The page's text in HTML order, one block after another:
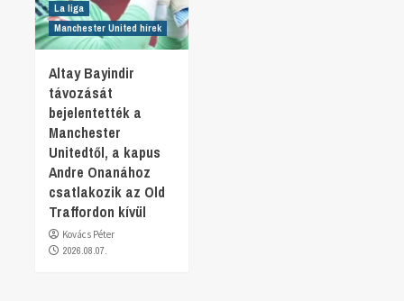
La liga
Manchester United hírek
Altay Bayindir
távozását
bejelentették a
Manchester
Unitedtől, a kapus
Andre Onanához
csatlakozik az Old
Traffordon kívül
Kovács Péter
2026.08.07.